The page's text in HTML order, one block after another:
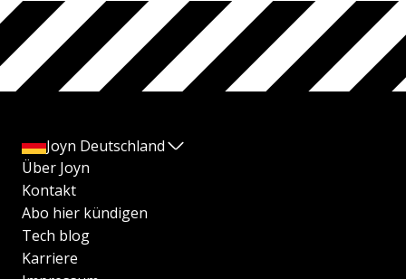
Joyn Deutschland
Über Joyn
Kontakt
Abo hier kündigen
Tech blog
Karriere